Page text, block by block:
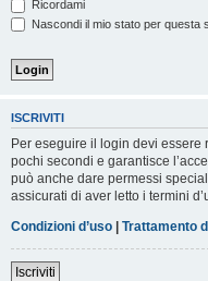
Ricordami
Nascondi il mio stato per questa
ISCRIVITI
Per eseguire il login devi
pochi secondi e garantisce
può anche dare permessi
assicurati di aver letto i termini
Condizioni d’uso | Trattamento
Iscriviti